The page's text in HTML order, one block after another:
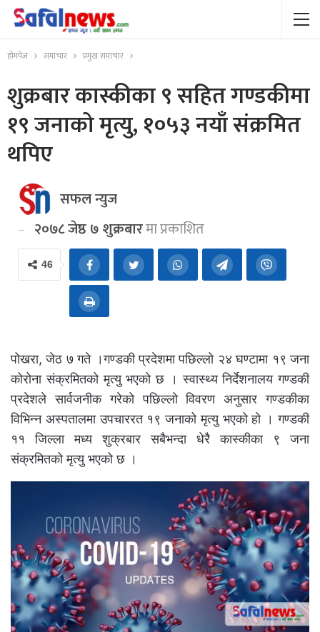
होमपेज समाचार प्रमुख समाचार
शुक्रबार कास्कीका ९ सहित गण्डकीमा
१९ जनाको मृत्यु, १०५३ नयाँ संक्रमित
थपिए
सफल न्युज
२०७८ जेष्ठ ७ शुक्रबारमा प्रकाशित
46
पोखरा, जेठ ७ गते ।गण्डकी प्रदेशमा पछिल्लो २४ घण्टामा १९ जना
कोरोना संक्रमितको मृत्यु भएको छ । स्वास्थ्य निर्देशनालय गण्डकी
प्रदेशले सार्वजनीक गरेको पछिल्लो विवरण अनुसार गण्डकीका
विभिन्न अस्पतालमा उपचाररत १९ जनाको मृत्यु भएको हो । गण्डकी
११ जिल्ला मध्य शुक्रबार सबैभन्दा धेरै कास्कीका ९ जना
संक्रमितको मृत्यु भएको छ ।